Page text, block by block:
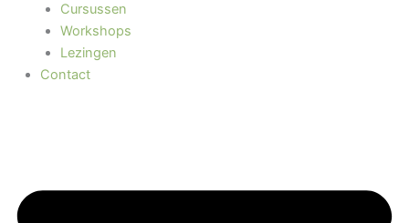
Cursussen
Workshops
Lezingen
Contact